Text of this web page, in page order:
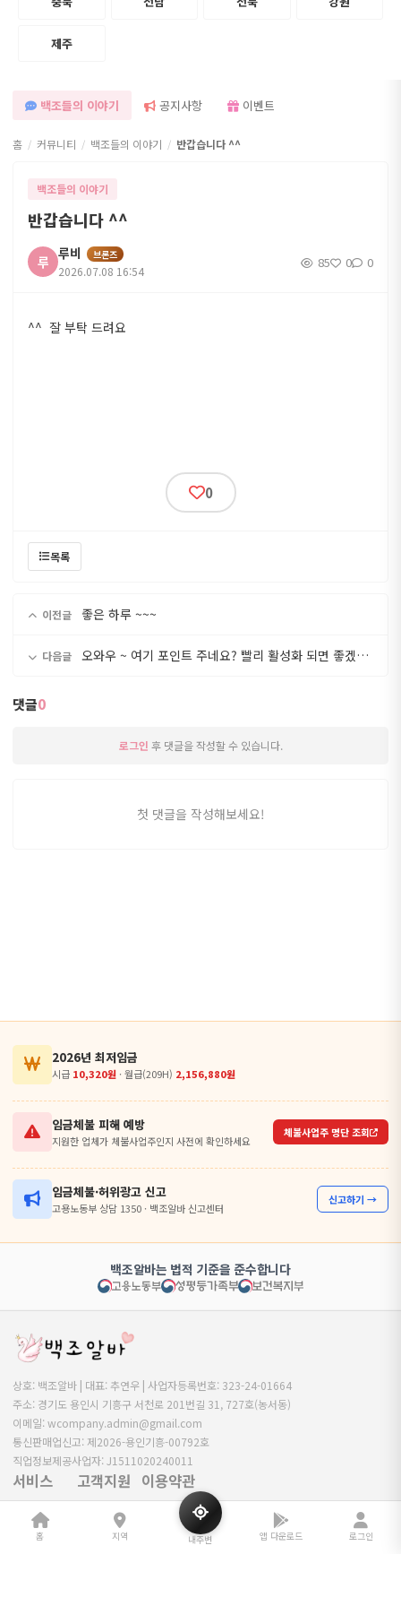
본 사이트는 만 19세 미만 미성년자가 이용할 수 없는 성인 구인구직 정보를 제공합니
제주
백조들의 이야기 공지사항 이벤트
홈 커뮤니티 백조들의 이야기 반갑습니다 ^^
백조들의 이야기
반갑습니다 ^^
루 루비 브론즈
2026.07.08 16:54
85 0 0
^^ 잘 부탁 드려요
0
목록
이전글 좋은 하루 ~~~
다음글 오와우 ~ 여기 포인트 주네요? 빨리 활성화 되면 좋겠당~~^^
댓글0
로그인 후 댓글을 작성할 수 있습니다.
첫 댓글을 작성해보세요!
2026년 최저임금
시급 10,320원 · 월급(209H) 2,156,880원
임금체불 피해 예방
지원한 업체가 체불사업주인지 사전에 확인하세요
체불사업주 명단 조회
임금체불·허위광고 신고
고용노동부 상담 1350 · 백조알바 신고센터
신고하기 →
백조알바는 법적 기준을 준수합니다
상호: 백조알바 | 대표: 추연우 | 사업자등록번호: 323-24-01664
주소: 경기도 용인시 기흥구 서천로 201번길 31, 727호(농서동)
이메일: wcompany.admin@gmail.com
통신판매업신고: 제2026-용인기흥-00792호
직업정보제공사업자: J1511020240011
서비스
광고 환불 안내
고객지원
자주 묻는 질문
이용약관
이용약관
개인정보처리방침
홈 지역 내주변 앱 다운로드 로그인